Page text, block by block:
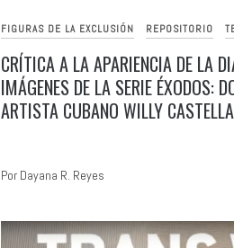
FIGURAS DE LA EXCLUSIÓN REPOSITORIO
CRÍTICA A LA APARIENCIA DE LA
IMÁGENES DE LA SERIE ÉXODOS:
ARTISTA CUBANO WILLY
Por Dayana R. Reyes